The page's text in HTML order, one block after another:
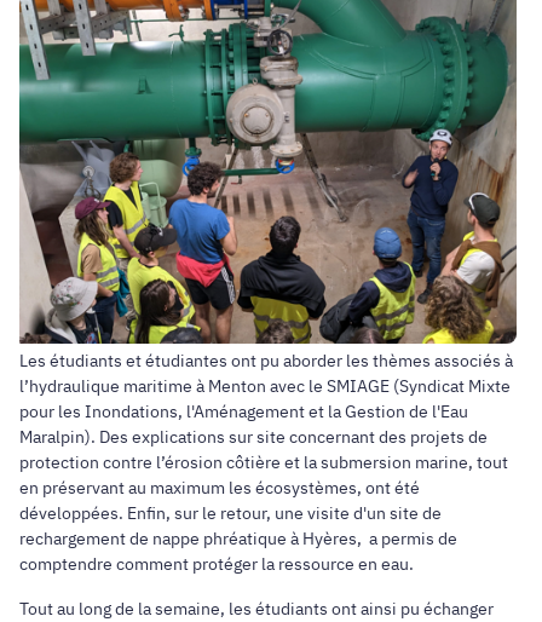
Les étudiants et étudiantes ont pu aborder les thèmes associés à
l’hydraulique maritime à Menton avec le SMIAGE (Syndicat Mixte
pour les Inondations, l'Aménagement et la Gestion de l'Eau
Maralpin). Des explications sur site concernant des projets de
protection contre l’érosion côtière et la submersion marine, tout
en préservant au maximum les écosystèmes, ont été
développées. Enfin, sur le retour, une visite d'un site de
rechargement de nappe phréatique à Hyères, a permis de
comptendre comment protéger la ressource en eau.
Tout au long de la semaine, les étudiants ont ainsi pu échanger